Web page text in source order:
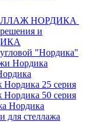
НОРДИКА
и
"Нордика"
Нордика
Нордика 25 серия
Нордика 50 серия
Нордика
для стеллажа